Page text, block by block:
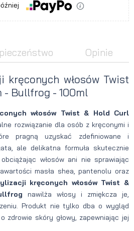
Opinie
kręconych włosów Twist
- Bullfrog - 100ml
włosów Twist & Hold Curl
rozwiązanie dla osób z kręconymi i
pragną uzyskać zdefiniowane i
ale delikatna formuła skutecznie
włosów ani nie sprawiając
masła shea, pantenolu oraz
kręconych włosów Twist &
nawilża włosy i zmiękcza je,
Produkt nie tylko dba o wygląd
zdrowie skóry głowy, zapewniając jej